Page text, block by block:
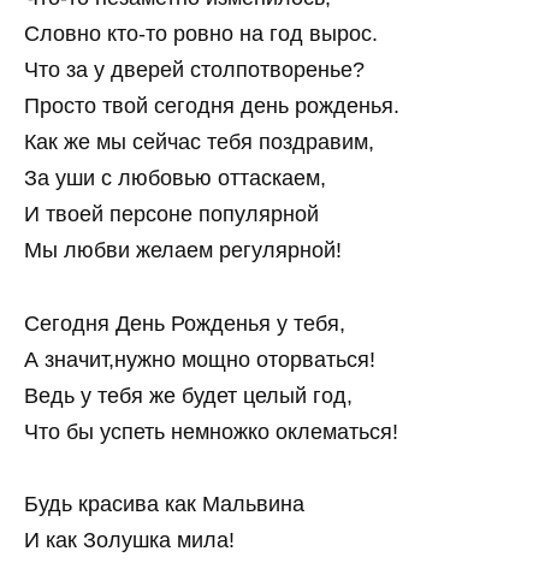
Словно кто-то ровно на год вырос.
Что за у дверей столпотворенье?
Просто твой сегодня день рожденья.
Как же мы сейчас тебя поздравим,
За уши с любовью оттаскаем,
И твоей персоне популярной
Мы любви желаем регулярной!
Сегодня День Рожденья у тебя,
А значит,нужно мощно оторваться!
Ведь у тебя же будет целый год,
Что бы успеть немножко оклематься!
Будь красива как Мальвина
И как Золушка мила!